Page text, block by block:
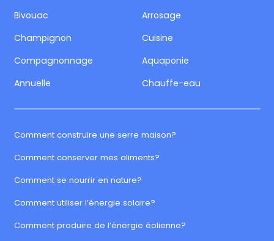
Comment construire une serre maison?
Comment conserver mes aliments?
Comment se nourrir en nature?
Comment utiliser l’énergie solaire?
Comment produire de l’énergie éolienne?
Bivouac
Arrosage
Champignon
Cuisine
Compagnonnage
Aquaponie
Annuelle
Chauffe-eau